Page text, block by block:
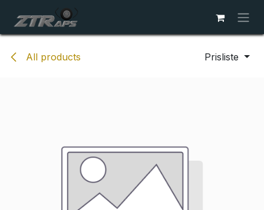
All products Prisliste